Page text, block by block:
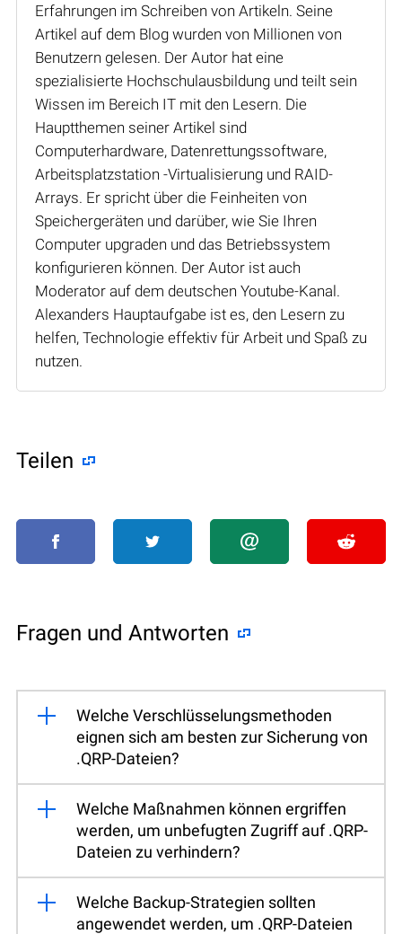
Erfahrungen im Schreiben von Artikeln. Seine
Artikel auf dem Blog wurden von Millionen von
Benutzern gelesen. Der Autor hat eine
spezialisierte Hochschulausbildung und teilt sein
Wissen im Bereich IT mit den Lesern. Die
Hauptthemen seiner Artikel sind
Computerhardware, Datenrettungssoftware,
Arbeitsplatzstation -Virtualisierung und RAID-
Arrays. Er spricht über die Feinheiten von
Speichergeräten und darüber, wie Sie Ihren
Computer upgraden und das Betriebssystem
konfigurieren können. Der Autor ist auch
Moderator auf dem deutschen Youtube-Kanal.
Alexanders Hauptaufgabe ist es, den Lesern zu
helfen, Technologie effektiv für Arbeit und Spaß zu
nutzen.
Teilen
Fragen und Antworten
Welche Verschlüsselungsmethoden
eignen sich am besten zur Sicherung von
.QRP-Dateien?
Welche Maßnahmen können ergriffen
werden, um unbefugten Zugriff auf .QRP-
Dateien zu verhindern?
Welche Backup-Strategien sollten
angewendet werden, um .QRP-Dateien